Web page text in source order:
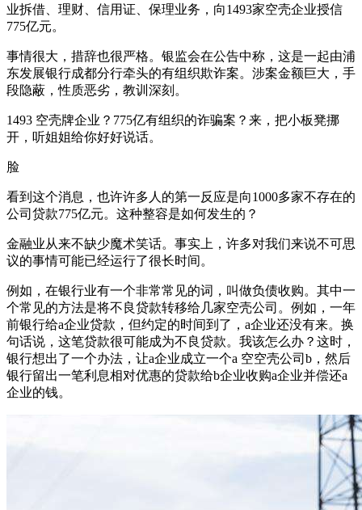
业拆借、理财、信用证、保理业务，向1493家空壳企业授信
775亿元。
事情很大，措辞也很严格。银监会在公告中称，这是一起由浦
东发展银行成都分行牵头的有组织欺诈案。涉案金额巨大，手
段隐蔽，性质恶劣，教训深刻。
1493 空壳牌企业？775亿有组织的诈骗案？来，把小板凳挪
开，听姐姐给你好好说话。
脸
看到这个消息，也许许多人的第一反应是向1000多家不存在的
公司贷款775亿元。这种整容是如何发生的？
金融业从来不缺少魔术笑话。事实上，许多对我们来说不可思
议的事情可能已经运行了很长时间。
例如，在银行业有一个非常常见的词，叫做负债收购。其中一
个常见的方法是将不良贷款转移给几家空壳公司。例如，一年
前银行给a企业贷款，但约定的时间到了，a企业还没有来。换
句话说，这笔贷款很可能成为不良贷款。我该怎么办？这时，
银行想出了一个办法，让a企业成立一个a 空空壳公司b，然后
银行留出一笔利息相对优惠的贷款给b企业收购a企业并偿还a
企业的钱。